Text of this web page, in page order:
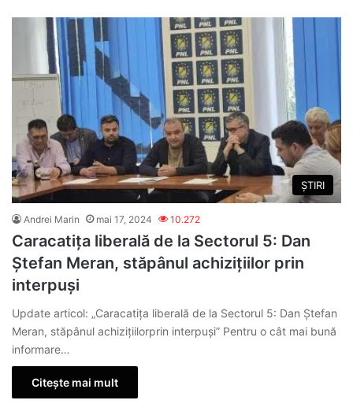
ȘTIRI
Andrei Marin mai 17, 2024 10.272
Caracatița liberală de la Sectorul 5: Dan
Ștefan Meran, stăpânul achizițiilor prin
interpuși
Update articol: „Caracatița liberală de la Sectorul 5: Dan Ștefan
Meran, stăpânul achizițiilorprin interpuși” Pentru o cât mai bună
informare…
Citește mai mult